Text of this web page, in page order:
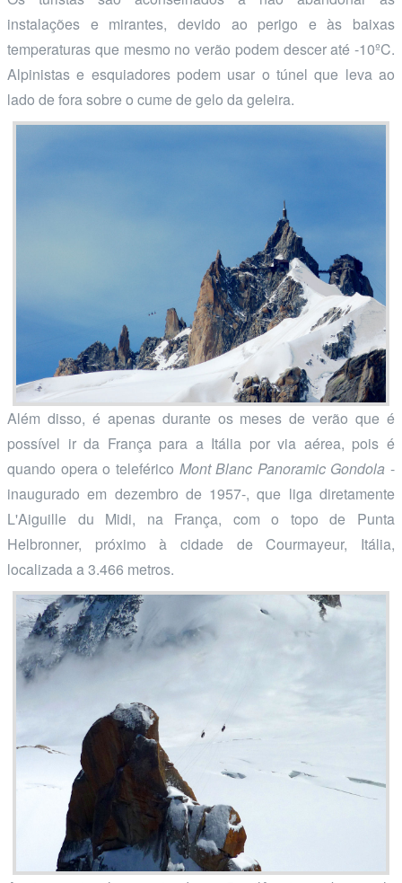
instalações e mirantes, devido ao perigo e às baixas
temperaturas que mesmo no verão podem descer até -10ºC.
Alpinistas e esquiadores podem usar o túnel que leva ao
lado de fora sobre o cume de gelo da geleira.
Além disso, é apenas durante os meses de verão que é
possível ir da França para a Itália por via aérea, pois é
quando opera o teleférico Mont Blanc Panoramic Gondola -
inaugurado em dezembro de 1957-, que liga diretamente
L'Aiguille du Midi, na França, com o topo de Punta
Helbronner, próximo à cidade de Courmayeur, Itália,
localizada a 3.466 metros.